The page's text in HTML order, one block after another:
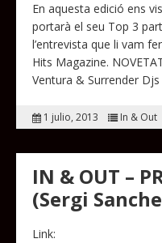
En aquesta edició ens
portarà el seu Top 3
l’entrevista que li vam
Hits Magazine.
Ventura & Surrender
1 julio, 2013 In & Out
IN & OUT –
(Sergi
Link: